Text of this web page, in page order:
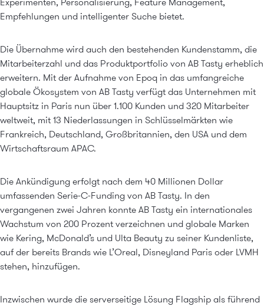
Empfehlungen und intelligenter Suche bietet.
Die Übernahme wird auch den bestehenden Kundenstamm, die
Mitarbeiterzahl und das Produktportfolio von AB Tasty erheblich
erweitern. Mit der Aufnahme von Epoq in das umfangreiche
globale Ökosystem von AB Tasty verfügt das Unternehmen mit
Hauptsitz in Paris nun über 1.100 Kunden und 320 Mitarbeiter
weltweit, mit 13 Niederlassungen in Schlüsselmärkten wie
Frankreich, Deutschland, Großbritannien, den USA und dem
Wirtschaftsraum APAC.
Die Ankündigung erfolgt nach dem 40 Millionen Dollar
umfassenden Serie-C-Funding von AB Tasty. In den
vergangenen zwei Jahren konnte AB Tasty ein internationales
Wachstum von 200 Prozent verzeichnen und globale Marken
wie Kering, McDonald’s und Ulta Beauty zu seiner Kundenliste,
auf der bereits Brands wie L’Oreal, Disneyland Paris oder LVMH
stehen, hinzufügen.
Inzwischen wurde die serverseitige Lösung Flagship als führend